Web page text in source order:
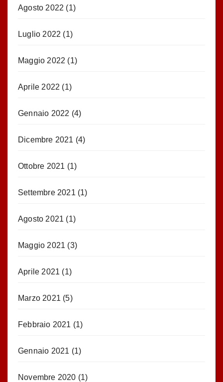
Agosto 2022 (1)
Luglio 2022 (1)
Maggio 2022 (1)
Aprile 2022 (1)
Gennaio 2022 (4)
Dicembre 2021 (4)
Ottobre 2021 (1)
Settembre 2021 (1)
Agosto 2021 (1)
Maggio 2021 (3)
Aprile 2021 (1)
Marzo 2021 (5)
Febbraio 2021 (1)
Gennaio 2021 (1)
Novembre 2020 (1)